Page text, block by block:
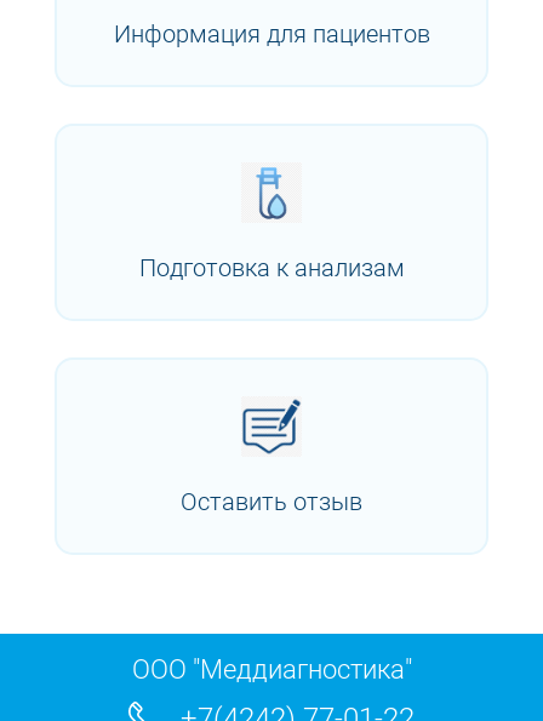
Информация для пациентов
Подготовка к анализам
Оставить отзыв
ООО "Меддиагностика"